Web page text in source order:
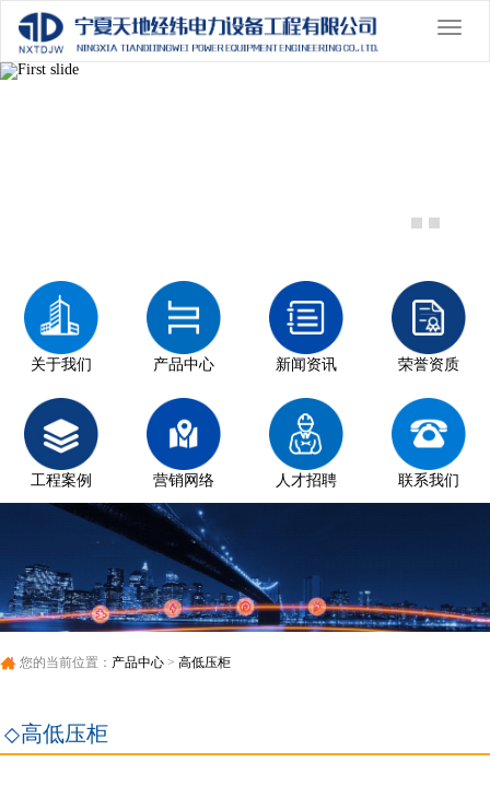
切
Previous
关于我们 产品中心 新闻资讯 荣誉资质
工程案例 营销网络 人才招聘 联系我们
您的当前位置： 产品中心 > 高低压柜
高低压柜